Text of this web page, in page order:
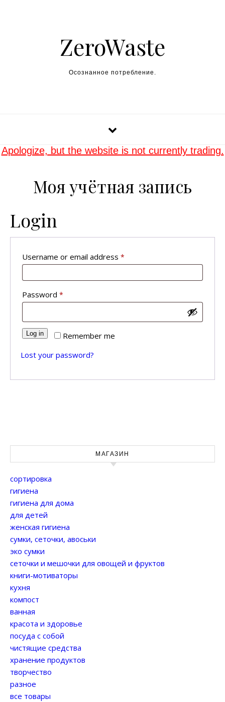
ZeroWaste
Осознанное потребление.
Apologize, but the website is not currently trading.
Моя учётная запись
Login
Username or email address *
Password *
Remember me
Log in
Lost your password?
МАГАЗИН
сортировка
гигиена
гигиена для дома
для детей
женская гигиена
сумки, сеточки, авоськи
эко сумки
сеточки и мешочки для овощей и фруктов
книги-мотиваторы
кухня
компост
ванная
красота и здоровье
посуда с собой
чистящие средства
хранение продуктов
творчество
разное
все товары